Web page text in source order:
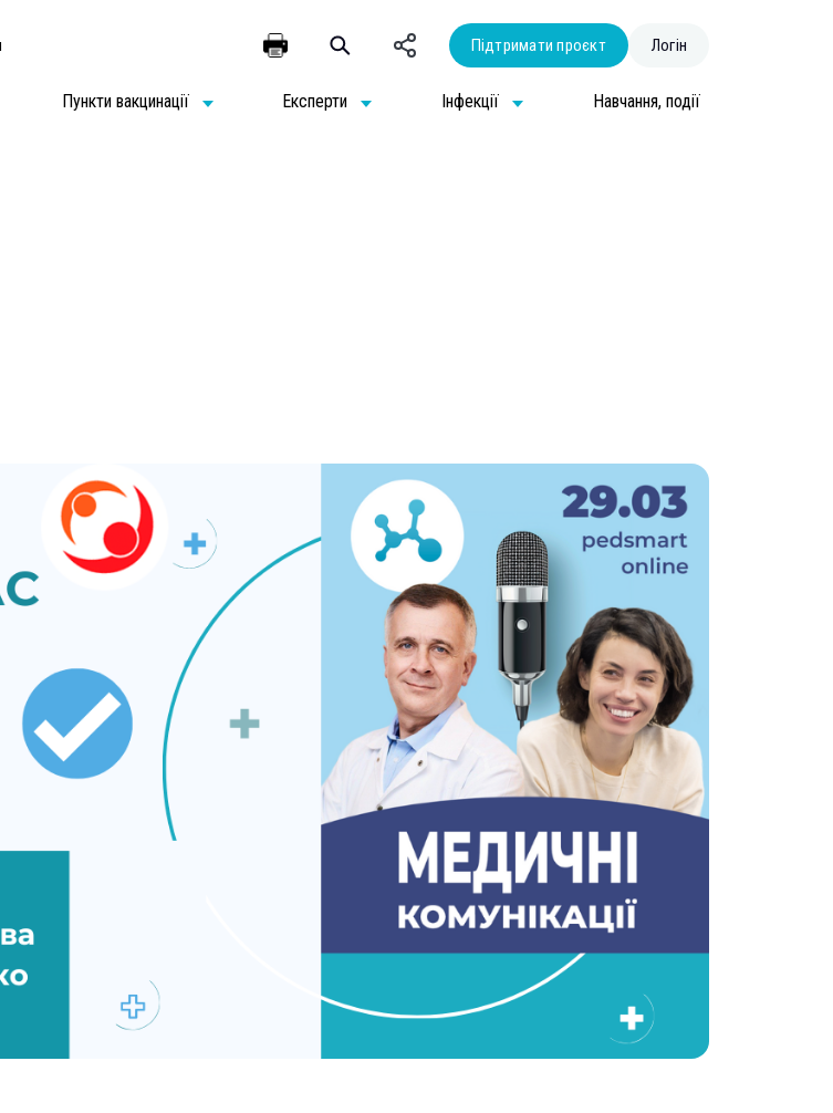
Підтримати проєкт Логін
Пункти вакцинації Експерти Інфекції Навчання, події